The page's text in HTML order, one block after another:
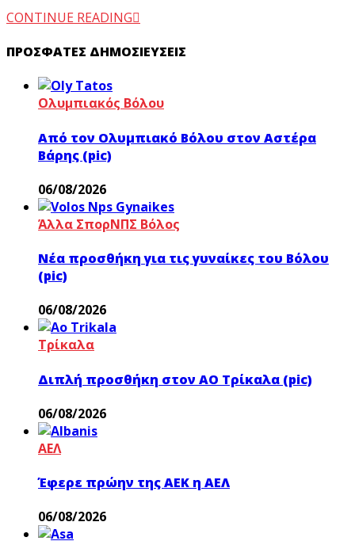
CONTINUE READING
ΠΡΌΣΦΑΤΕΣ ΔΗΜΟΣΙΕΎΣΕΙΣ
Ολυμπιακός Βόλου
Από τον Ολυμπιακό Βόλου στον Αστέρα
Βάρης (pic)
06/08/2026
Άλλα ΣπορΝΠΣ Βόλος
Νέα προσθήκη για τις γυναίκες του Βόλου
(pic)
06/08/2026
Τρίκαλα
Διπλή προσθήκη στον ΑΟ Τρίκαλα (pic)
06/08/2026
ΑΕΛ
Έφερε πρώην της ΑΕΚ η ΑΕΛ
06/08/2026